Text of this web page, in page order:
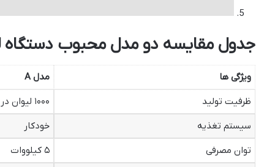
جدول مقایسه دو مدل محبوب دستگاه
ویژگی ها مدلA
ظرفیت تولید
۱۰۰۰ لیوان در ساعت
سیستم تغذیه
خودکار
توان مصرفی
۵ کیلووات